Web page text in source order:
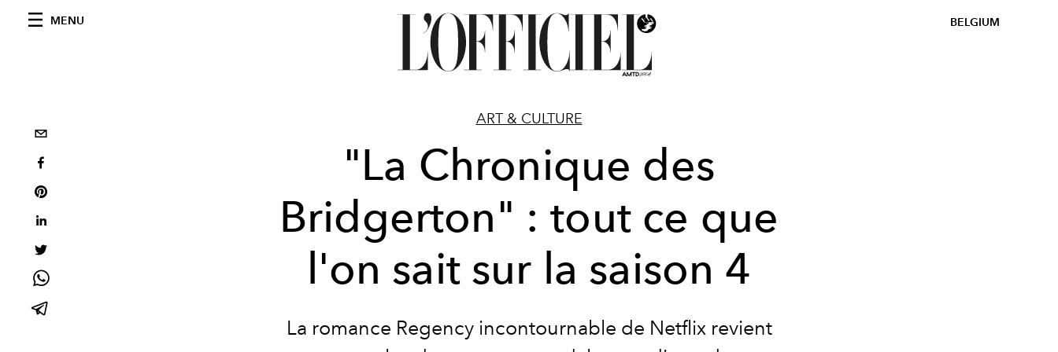
MENU BELGIUM
ART & CULTURE
"La Chronique des
Bridgerton" : tout ce que
l'on sait sur la saison 4
La romance Regency incontournable de Netflix revient